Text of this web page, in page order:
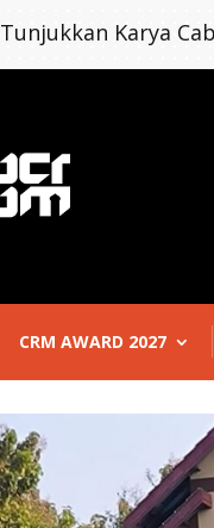
Tunjukkan Karya
CRM AWARD 2027